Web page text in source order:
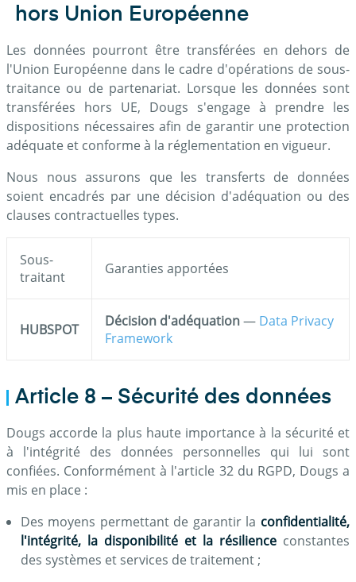
hors Union Européenne
Les données pourront être transférées en dehors de
l'Union Européenne dans le cadre d'opérations de sous-
traitance ou de partenariat. Lorsque les données sont
transférées hors UE, Dougs s'engage à prendre les
dispositions nécessaires afin de garantir une protection
adéquate et conforme à la réglementation en vigueur.
Nous nous assurons que les transferts de données
soient encadrés par une décision d'adéquation ou des
clauses contractuelles types.
Sous-
traitant
Garanties apportées
HUBSPOT Décision d'adéquation— Data Privacy
Framework
Article 8 – Sécurité des données
Dougs accorde la plus haute importance à la sécurité et
à l'intégrité des données personnelles qui lui sont
confiées. Conformément à l'article 32 du RGPD, Dougs a
mis en place :
Des moyens permettant de garantir la confidentialité,
l'intégrité, la disponibilité et la résilience constantes
des systèmes et services de traitement ;